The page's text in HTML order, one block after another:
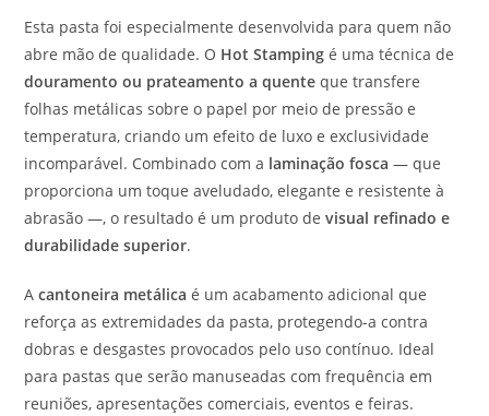
Esta pasta foi especialmente desenvolvida para quem não
abre mão de qualidade. O Hot Stamping é uma técnica de
douramento ou prateamento a quente que transfere
folhas metálicas sobre o papel por meio de pressão e
temperatura, criando um efeito de luxo e exclusividade
incomparável. Combinado com a laminação fosca — que
proporciona um toque aveludado, elegante e resistente à
abrasão —, o resultado é um produto devisual refinado e
durabilidade superior.
Acantoneira metálica é um acabamento adicional que
reforça as extremidades da pasta, protegendo-a contra
dobras e desgastes provocados pelo uso contínuo. Ideal
para pastas que serão manuseadas com frequência em
reuniões, apresentações comerciais, eventos e feiras.